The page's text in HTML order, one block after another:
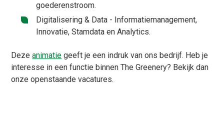
goederenstroom.
Digitalisering & Data - Informatiemanagement,
Innovatie, Stamdata en Analytics.
Dezeanimatie geeft je een indruk van ons bedrijf. Heb je
interesse in een functie binnen The Greenery? Bekijk dan
onze openstaande vacatures.